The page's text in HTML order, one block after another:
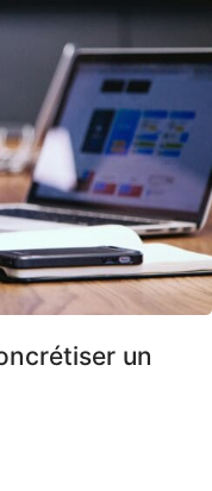
un